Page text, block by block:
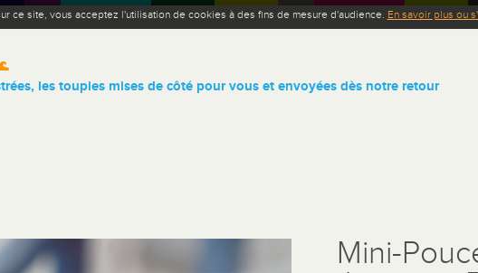
ce site, vous acceptez l'utilisation de cookies à des fins de mesure d'audience. En savoir plus ou
les toupies mises de côté pour vous et envoyées dès notre retour
Mini-